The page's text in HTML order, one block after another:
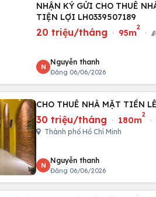
NHẬN KÝ GỬI CHO THUÊ
TIỆN LỢI LH0339507189
20 triệu/tháng · 95m
2
·
N
Nguyễn thanh
Đăng 06/06/2026
30 triệu/tháng · 180m
2
·
Thành phố Hồ Chí Minh
N
Nguyễn thanh
Đăng 06/06/2026